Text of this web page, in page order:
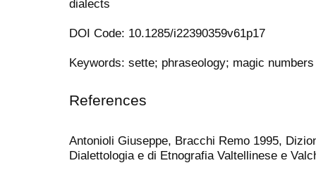
dialects
DOI Code: 10.1285/i22390359v61p17
Keywords: sette; phraseology; magic numbers
References
Antonioli Giuseppe, Bracchi Remo 1995,
Dialettologia e di Etnografia Valtellinese e